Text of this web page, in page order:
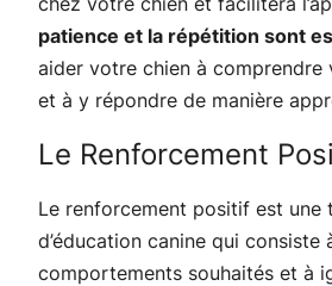
patience et la répétition sont
aider votre chien à comprendre
et à y répondre de manière
Le Renforcement
Le renforcement positif est une
d’éducation canine qui consiste
comportements souhaités et à